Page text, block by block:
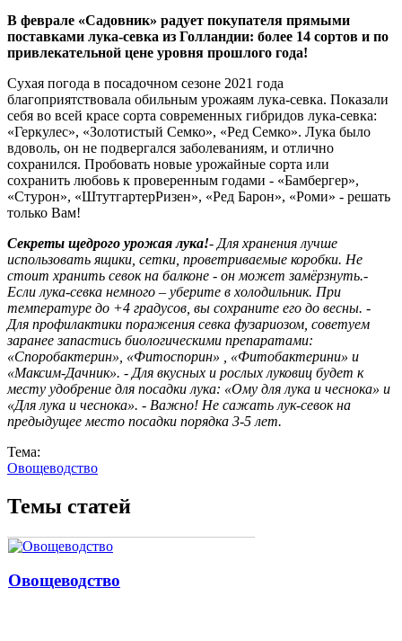
В феврале «Садовник» радует покупателя прямыми
поставками лука-севка из Голландии: более 14 сортов и по
привлекательной цене уровня прошлого года!
Сухая погода в посадочном сезоне 2021 года
благоприятствовала обильным урожаям лука-севка. Показали
себя во всей красе сорта современных гибридов лука-севка:
«Геркулес», «Золотистый Семко», «Ред Семко». Лука было
вдоволь, он не подвергался заболеваниям, и отлично
сохранился. Пробовать новые урожайные сорта или
сохранить любовь к проверенным годами - «Бамбергер»,
«Стурон», «ШтутгартерРизен», «Ред Барон», «Роми» - решать
только Вам!
Секреты щедрого урожая лука!- Для хранения лучше
использовать ящики, сетки, проветриваемые коробки. Не
стоит хранить севок на балконе - он может замёрзнуть.-
Если лука-севка немного – уберите в холодильник. При
температуре до +4 градусов, вы сохраните его до весны. -
Для профилактики поражения севка фузариозом, советуем
заранее запастись биологическими препаратами:
«Споробактерин», «Фитоспорин» , «Фитобактерини» и
«Максим-Дачник». - Для вкусных и рослых луковиц будет к
месту удобрение для посадки лука: «Ому для лука и чеснока» и
«Для лука и чеснока». - Важно! Не сажать лук-севок на
предыдущее место посадки порядка 3-5 лет.
Тема:
Овощеводство
Темы статей
Овощеводство